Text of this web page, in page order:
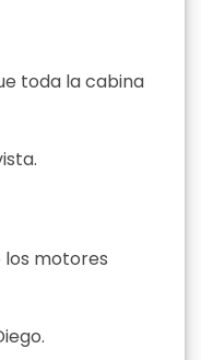
toda la cabina
los motores